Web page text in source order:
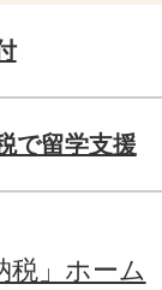
で留学支援
税」ホーム